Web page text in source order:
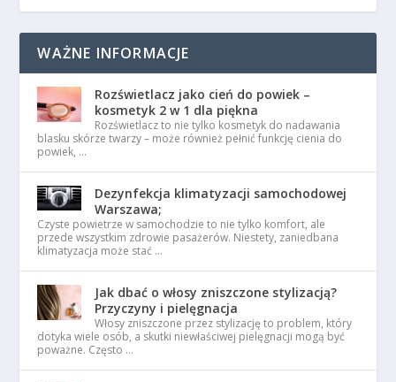
WAŻNE INFORMACJE
Rozświetlacz jako cień do powiek –
kosmetyk 2 w 1 dla piękna
Rozświetlacz to nie tylko kosmetyk do nadawania
blasku skórze twarzy – może również pełnić funkcję cienia do
powiek, …
Dezynfekcja klimatyzacji samochodowej
Warszawa;
Czyste powietrze w samochodzie to nie tylko komfort, ale
przede wszystkim zdrowie pasażerów. Niestety, zaniedbana
klimatyzacja może stać …
Jak dbać o włosy zniszczone stylizacją?
Przyczyny i pielęgnacja
Włosy zniszczone przez stylizację to problem, który
dotyka wiele osób, a skutki niewłaściwej pielęgnacji mogą być
poważne. Często …